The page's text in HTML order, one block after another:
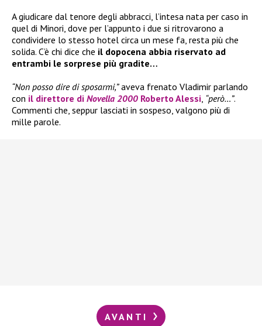
A giudicare dal tenore degli abbracci, l’intesa nata per caso in
quel di Minori, dove per l’appunto i due si ritrovarono a
condividere lo stesso hotel circa un mese fa, resta più che
solida. C’è chi dice che il dopocena abbia riservato ad
entrambi le sorprese più gradite…
“Non posso dire di sposarmi,”aveva frenato Vladimir parlando
con il direttore di Novella 2000 Roberto Alessi, “però…”.
Commenti che, seppur lasciati in sospeso, valgono più di
mille parole.
AVANTI